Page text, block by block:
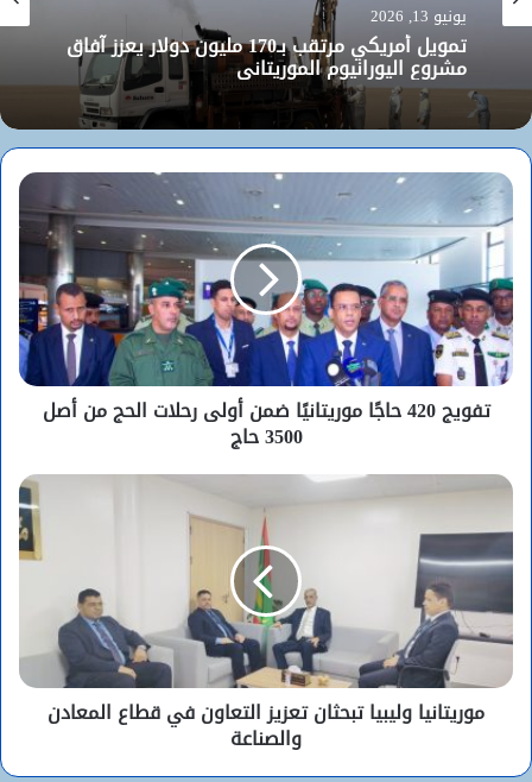
يونيو 13, 2026
تمويل أمريكي مرتقب بـ170 مليون دولار يعزز آفاق
مشروع اليورانيوم الموريتاني
تفويج 420 حاجًا موريتانيًا ضمن أولى رحلات الحج من أصل
3500 حاج
موريتانيا وليبيا تبحثان تعزيز التعاون في قطاع المعادن
والصناعة